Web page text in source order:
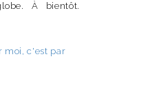
À bientôt.
moi, c'est par